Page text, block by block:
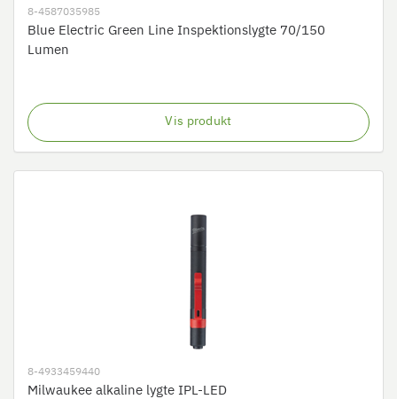
8-4587035985
Blue Electric Green Line Inspektionslygte 70/150
Lumen
Vis produkt
8-4933459440
Milwaukee alkaline lygte IPL-LED